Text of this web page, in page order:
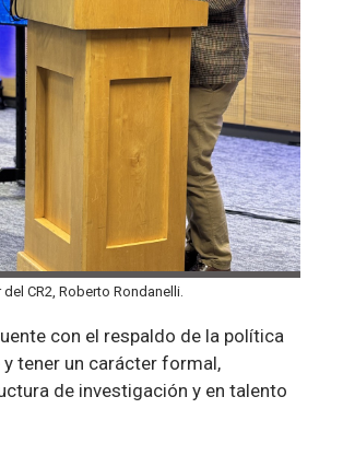
CR2, Roberto Rondanelli.
con el respaldo de la política
tener un carácter formal,
de investigación y en talento